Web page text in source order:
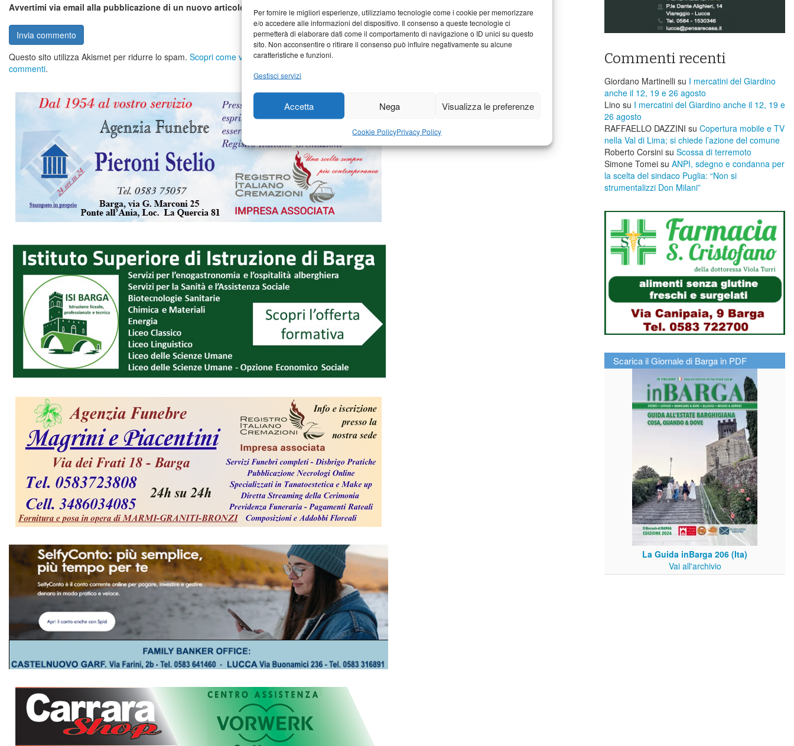
Per fornire le migliori esperienze, utilizziamo tecnologie come i cookie per memorizzare
e/o accedere alle informazioni del dispositivo. Il consenso a queste tecnologie ci
permetterà di elaborare dati come il comportamento di navigazione o ID unici su questo
sito. Non acconsentire o ritirare il consenso può influire negativamente su alcune
caratteristiche e funzioni.
Gestisci servizi
Accetta Nega Visualizza le preferenze
Cookie PolicyPrivacy Policy
Avvertimi via email alla pubblicazione di un nuovo articolo.
Questo sito utilizza Akismet per ridurre lo spam. Scopri come vengono elaborati i dati derivati dai
commenti.
Commenti recenti
Giordano Martinelli su I mercatini del Giardino
anche il 12, 19 e 26 agosto
Lino su I mercatini del Giardino anche il 12, 19 e
26 agosto
RAFFAELLO DAZZINI su ​Copertura mobile e TV
nella Val di Lima; si chiede l’azione del comune
Roberto Corsini su Scossa di terremoto
Simone Tomei su ANPI, sdegno e condanna per
la scelta del sindaco Puglia: “Non si
strumentalizzi Don Milani”
Scarica il Giornale di Barga in PDF
La Guida inBarga 206 (Ita)
Vai all'archivio